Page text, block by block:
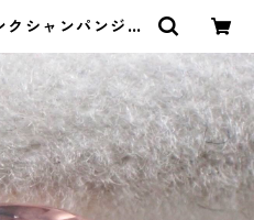
クシャンパンジル
| Le